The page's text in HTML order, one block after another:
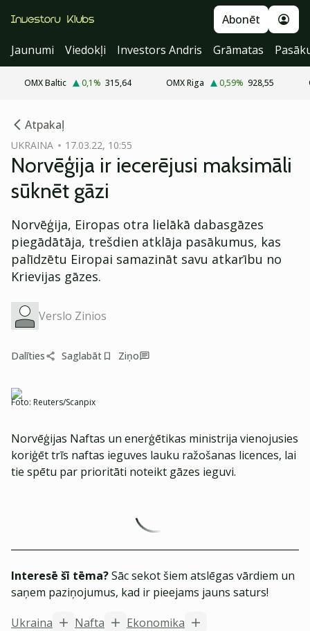
Abonēt
Jaunumi
Viedokļi Investors Andris Grāmatas
OMX Baltic 0,1% 315,64 OMX Riga 0,59% 928,55
Atpakaļ
UKRAINA 17.03.22, 10:55
Norvēģija ir iecerējusi maksimāli
sūknēt gāzi
Norvēģija, Eiropas otra lielākā dabasgāzes
piegādātāja, trešdien atklāja pasākumus, kas
palīdzētu Eiropai samazināt savu atkarību no
Krievijas gāzes.
Verslo Zinios
Dalīties Saglabāt Ziņo
Foto: Reuters/Scanpix
Norvēģijas Naftas un enerģētikas ministrija vienojusies
koriģēt trīs naftas ieguves lauku ražošanas licences, lai
tie spētu par prioritāti noteikt gāzes ieguvi.
Interesē šī tēma?Sāc sekot šiem atslēgas vārdiem un
saņem paziņojumus, kad ir pieejams jauns saturs!
Ukraina
Nafta Ekonomika